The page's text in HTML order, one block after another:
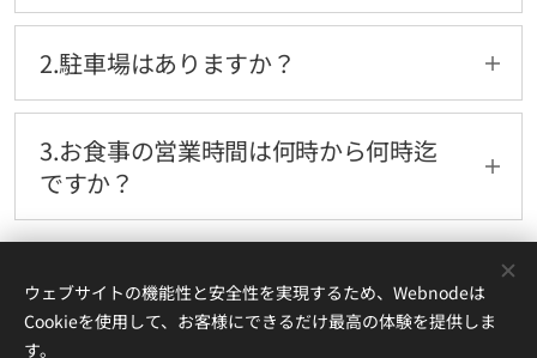
お食事のみのご利用は1組10名以上のご予約で
承っております。金額など詳しくはご予約の際
2.駐車場はありますか？
はい。第１駐車場は普通車８台、第２駐車場は
普通車最大２０台まで駐車頂けます。
3.お食事の営業時間は何時から何時迄
ですか？
基本的には昼食時（11時30分～13時30分）の
食事対応も可能な場合もございますので詳しく
はご予約の際にご相談ください。
・ お問い合わせ・プライバシーポリシー
〒868-0075 熊本県人吉市矢黒町1880-2
ウェブサイトの機能性と安全性を実現するため、Webnodeは
Cookieを使用して、お客様にできるだけ最高の体験を提供しま
す。